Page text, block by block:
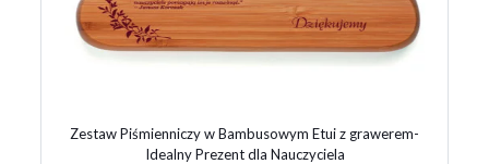
Zestaw Piśmienniczy w Bambusowym Etui z grawerem-
Idealny Prezent dla Nauczyciela